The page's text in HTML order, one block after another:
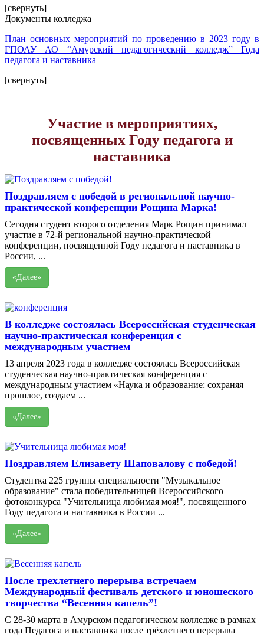
[свернуть]
Документы колледжа
План основных мероприятий по проведению в 2023 году в
ГПОАУ АО “Амурский педагогический колледж” Года
педагога и наставника
[свернуть]
Участие в мероприятиях,
посвященных Году педагога и
наставника
Поздравляем с победой в региональной научно-
практической конференции Рощина Марка!
Сегодня студент второго отделения Марк Рощин принимал
участие в 72-й региональной научно-практической
конференции, посвященной Году педагога и наставника в
России, ...
«Далее»
В колледже состоялась Всероссийская студенческая
научно-практическая конференция с
международным участием
13 апреля 2023 года в колледже состоялась Всероссийская
студенческая научно-практическая конференция с
международным участием «Наука и образование: сохраняя
прошлое, создаем ...
«Далее»
Поздравляем Елизавету Шаповалову с победой!
Студентка 225 группы специальности "Музыкальное
образование" стала победительницей Всероссийского
фотоконкурса "Учительница любимая моя!", посвященного
Году педагога и наставника в России ...
«Далее»
После трехлетнего перерыва встречаем
Международный фестиваль детского и юношеского
творчества “Весенняя капель”!
С 28-30 марта в Амурском педагогическом колледже в рамках
года Педагога и наставника после трёхлетнего перерыва